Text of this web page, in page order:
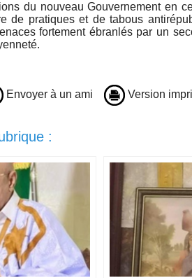
du nouveau Gouvernement en
de pratiques et de tabous
fortement ébranlés par un
Envoyer à un ami Version
: